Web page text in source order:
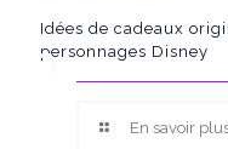
Idées de cadeaux
personnages Disney
En savoir